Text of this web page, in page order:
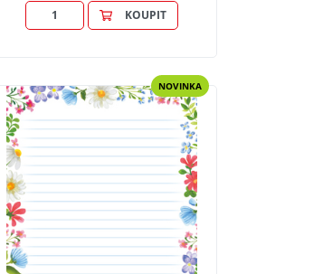
KOUPIT
NOVINKA